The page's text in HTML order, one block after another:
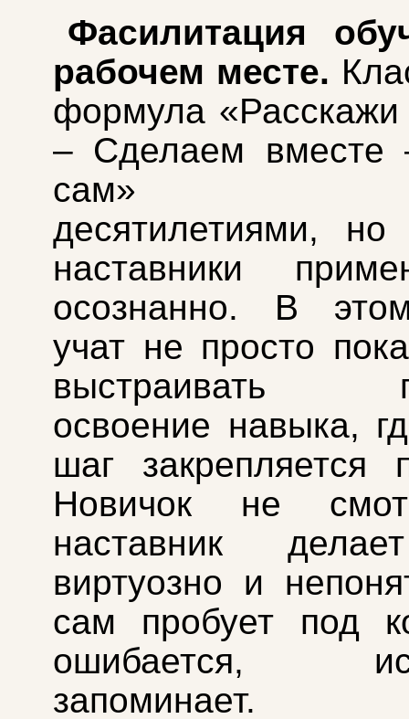
Фасилитация
рабочем месте.
формула
– Сделаем вместе
сам»
десятилетиями, но
наставники
осознанно. В
учат не просто
выстраивать
освоение навыка,
шаг закрепляется
Новичок не
наставник
виртуозно и
сам пробует под
ошибается,
запоминает.